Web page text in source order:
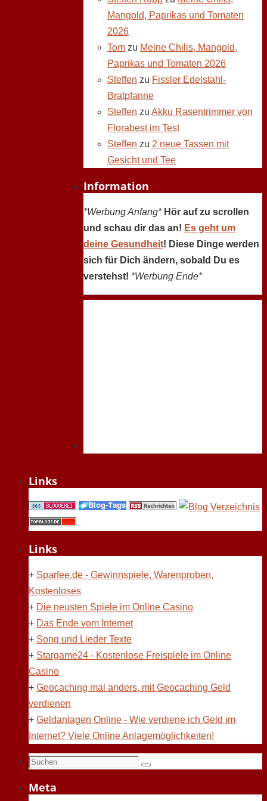
Mangold, Paprikas und Tomaten
2026
Tom zu Meine Chilis, Mangold,
Paprikas und Tomaten 2026
Steffen zu Fissler Edelstahl-
Bratpfanne
Steffen zu Akku Rasentrimmer von
Florabest im Test
Steffen zu 2 neue Tassen mit
Gesicht und Tee
Information
*Werbung Anfang* Hör auf zu scrollen
und schau dir das an! Es geht um
deine Gesundheit! Diese Dinge werden
sich für Dich ändern, sobald Du es
verstehst! *Werbung Ende*
Links
Links
+ Sparfee.de - Gewinnspiele, Warenproben,
Kostenloses
+ Die neusten Spiele im Online Casino
+ Das Ende vom Internet
+ Song und Lieder Texte
+ Stargame24 - Kostenlose Freispiele im Online
Casino
+ Geocaching mal anders, mit Geocaching Geld
verdienen
+ Geldanlagen Online - Wie verdiene ich Geld im
Internet? Viele Online Anlagemöglichkeiten!
Suchen
Suchen
Meta